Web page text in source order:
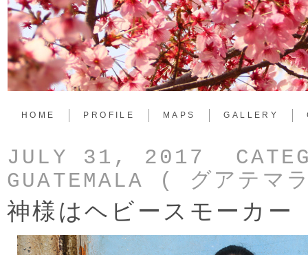
HOME PROFILE MAPS GALLERY
JULY 31, 2017
GUATEMALA ( グアテマ
神様はヘビースモーカー